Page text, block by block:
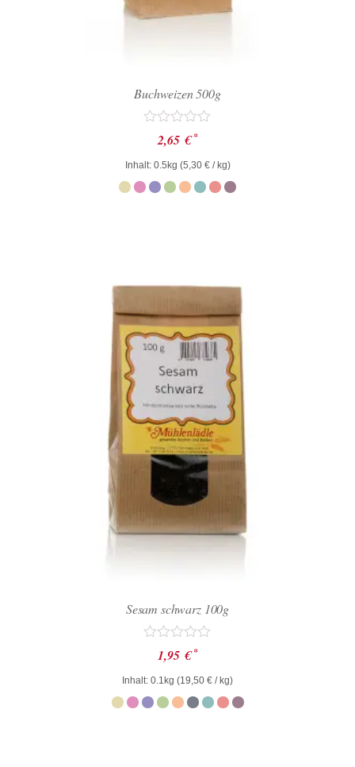
Buchweizen 500g
Bewertet
mit
0
von
5
2,65 € *
Inhalt: 0.5kg (5,30 €/ kg)
Sesam schwarz 100g
Bewertet
mit
0
von
5
1,95 € *
Inhalt: 0.1kg (19,50 € / kg)